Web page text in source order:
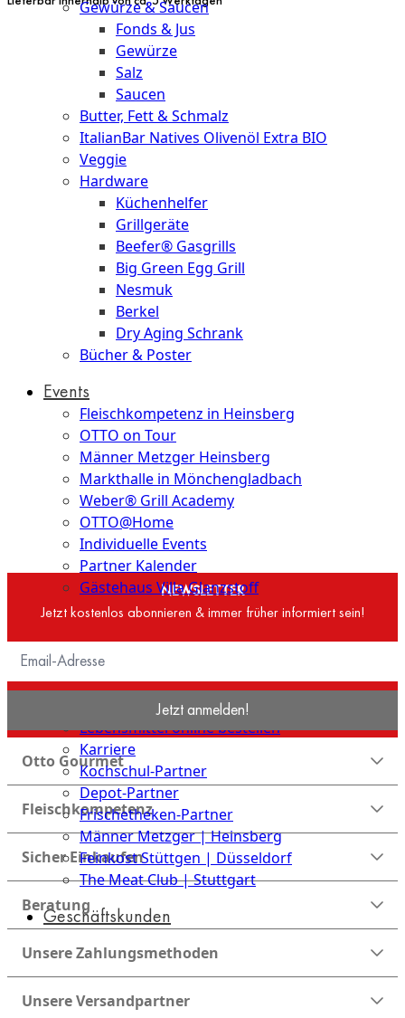
Gewürze & Saucen
Fonds & Jus
Gewürze
Salz
Saucen
Butter, Fett & Schmalz
ItalianBar Natives Olivenöl Extra BIO
Veggie
Hardware
Küchenhelfer
Grillgeräte
Beefer® Gasgrills
Big Green Egg Grill
Nesmuk
Berkel
Dry Aging Schrank
Bücher & Poster
Events
Fleischkompetenz in Heinsberg
OTTO on Tour
Männer Metzger Heinsberg
Markthalle in Mönchengladbach
Weber® Grill Academy
OTTO@Home
Individuelle Events
Partner Kalender
Gästehaus Villa Glanzstoff
Gutscheine
Über
uns
OTTO GOURMET
Lebensmittel online bestellen
Karriere
Kochschul-Partner
Depot-Partner
Frischetheken-Partner
Männer Metzger | Heinsberg
Feinkost Stüttgen | Düsseldorf
The Meat Club | Stuttgart
Geschäftskunden
NEWSLETTER
Jetzt kostenlos abonnieren & immer früher informiert sein!
Jetzt anmelden!
Otto Gourmet
Fleischkompetenz
Sicher Einkaufen
Beratung
Unsere Zahlungsmethoden
Unsere Versandpartner